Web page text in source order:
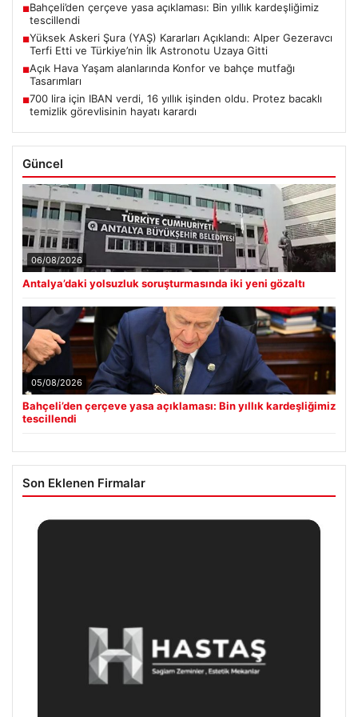
Terfi Etti ve Türkiye’nin İlk Astronotu Uzaya Gitti
Açık Hava Yaşam alanlarında Konfor ve bahçe mutfağı
Tasarımları
700 lira için IBAN verdi, 16 yıllık işinden oldu. Protez bacaklı
temizlik görevlisinin hayatı karardı
Güncel
06/08/2026
Antalya’daki yolsuzluk soruşturmasında iki yeni gözaltı
05/08/2026
Bahçeli’den çerçeve yasa açıklaması: Bin yıllık kardeşliğimiz
tescillendi